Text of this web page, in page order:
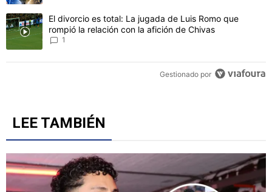
Un artículo de tendencia con el título "El divorcio es total: La
El divorcio es total: La jugada de Luis Romo que
rompió la relación con la afición de Chivas
1
Gestionado por
LEE TAMBIÉN